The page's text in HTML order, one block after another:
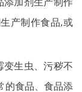
添加剂生产制作
产制作食品,或
变生虫、污秽不
的食品、食品添